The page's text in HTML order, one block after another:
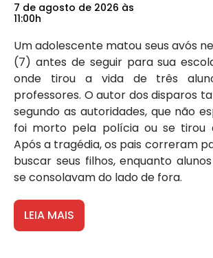
7 de agosto de 2026 às
11:00h
Um adolescente matou seus avós
(7) antes de seguir para sua
onde tirou a vida de três
professores. O autor dos disparos
segundo as autoridades, que não
foi morto pela polícia ou se tirou
Após a tragédia, os pais correram
buscar seus filhos, enquanto
se consolavam do lado de fora.
LEIA MAIS